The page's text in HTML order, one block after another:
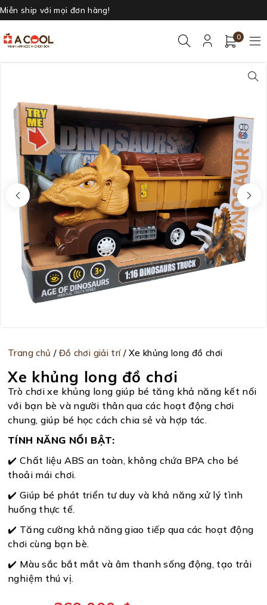
Miễn ship với mọi đơn hàng!
0
Trang chủ / Đồ chơi giải trí/ Xe khủng long đồ chơi
Xe khủng long đồ chơi
Trò chơi xe khủng long giúp bé tăng khả năng kết nối
với bạn bè và người thân qua các hoạt động chơi
chung, giúp bé học cách chia sẻ và hợp tác.
TÍNH NĂNG NỔI BẬT:
✔️ Chất liệu ABS an toàn, không chứa BPA cho bé
thoải mái chơi.
✔️ Giúp bé phát triển tư duy và khả năng xử lý tình
huống thực tế.
✔️ Tăng cường khả năng giao tiếp qua các hoạt động
chơi cùng bạn bè.
✔️ Màu sắc bắt mắt và âm thanh sống động, tạo trải
nghiệm thú vị.